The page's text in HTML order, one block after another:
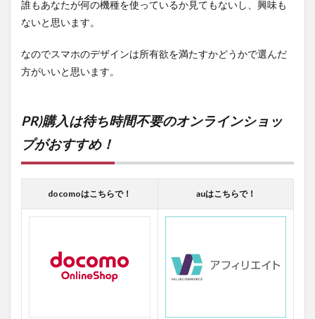
誰もあなたが何の機種を使っているか見てもないし、興味も
ないと思います。
なのでスマホのデザインは所有欲を満たすかどうかで選んだ
方がいいと思います。
PR)購入は待ち時間不要のオンラインショッ
プがおすすめ！
docomoはこちらで！ auはこちらで！